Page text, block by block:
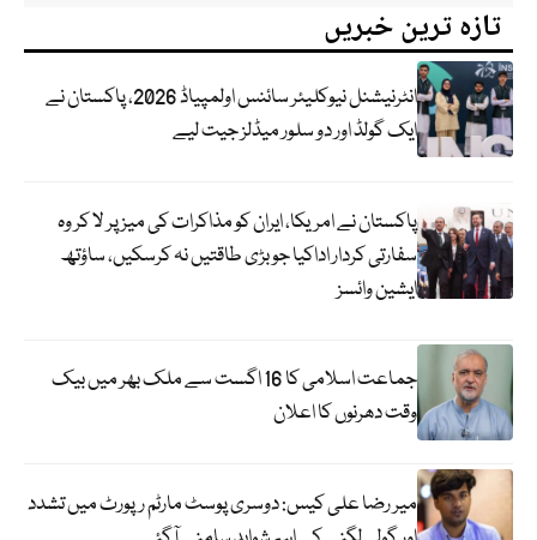
تازہ ترین خبریں
انٹرنیشنل نیوکلیئر سائنس اولمپیاڈ 2026، پاکستان نے
ایک گولڈ اور دو سلور میڈلز جیت لیے
پاکستان نے امریکا، ایران کو مذاکرات کی میز پر لا کر وہ
سفارتی کردار اداکیا جو بڑی طاقتیں نہ کرسکیں، ساؤتھ
ایشین وائسز
جماعت اسلامی کا 16 اگست سے ملک بھر میں بیک
وقت دھرنوں کا اعلان
میر رضا علی کیس: دوسری پوسٹ مارٹم رپورٹ میں تشدد